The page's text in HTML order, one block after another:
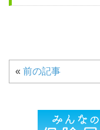
« 前の記事